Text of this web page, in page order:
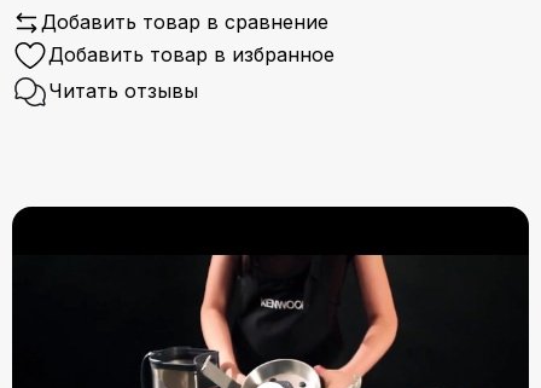
Добавить товар в сравнение
Добавить товар в избранное
Читать отзывы